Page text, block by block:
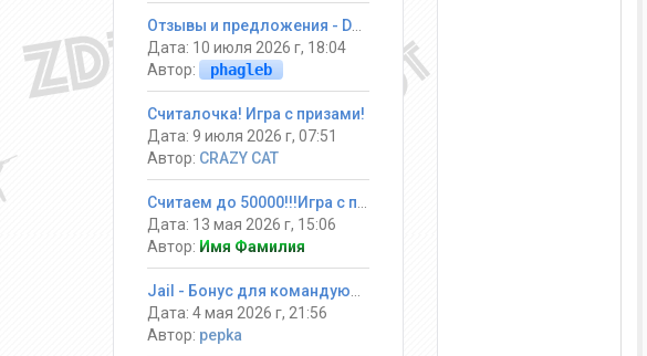
Дата: 10 июля 2026 г, 18:04
Автор:
phagleb
Считалочка! Игра с призами!
Дата: 9 июля 2026 г, 07:51
Автор: CRAZY CAT
Дата: 13 мая 2026 г, 15:06
Автор: Имя Фамилия
Дата: 4 мая 2026 г, 21:56
Автор: pepka